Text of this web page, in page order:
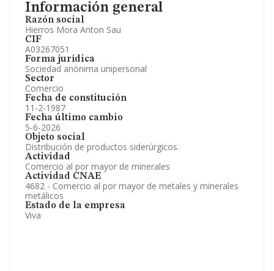
Información general
Razón social
Hierros Mora Anton Sau
CIF
A03267051
Forma jurídica
Sociedad anónima unipersonal
Sector
Comercio
Fecha de constitución
11-2-1987
Fecha último cambio
5-6-2026
Objeto social
Distribución de productos siderúrgicos.
Actividad
Comercio al por mayor de minerales
Actividad CNAE
4682 - Comercio al por mayor de metales y minerales
metálicos
Estado de la empresa
Viva